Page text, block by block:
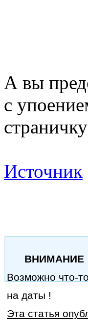
А вы
с
Источник
ВНИМАНИЕ
Возможно что-
на даты !
Эта статья